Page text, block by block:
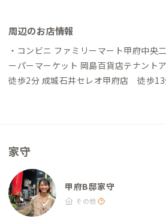
周辺のお店情報
・コンビニ ファミリーマート甲府中央二
ーパーマーケット 岡島百貨店テナント
徒歩2分 成城石井セレオ甲府店 徒歩13分（
家守
甲府B邸家守
その他